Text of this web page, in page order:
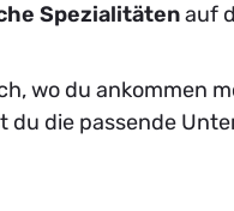
Spezialitätenauf
wo du ankommen
du die passende